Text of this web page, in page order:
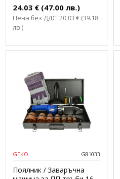
24.03 € (47.00 лв.)
Цена без ДДС: 20.03 € (39.18
лв.)
GEKO G81033
Поялник / Заваръчна